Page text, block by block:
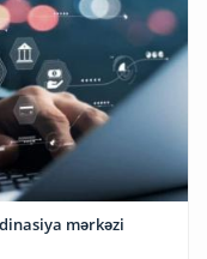
mərkəzi